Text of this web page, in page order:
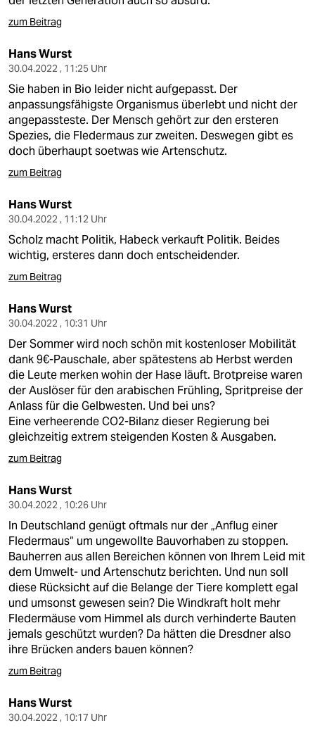
zum Beitrag
Hans Wurst
30.04.2022 , 11:25 Uhr
Sie haben in Bio leider nicht aufgepasst. Der
anpassungsfähigste Organismus überlebt und nicht der
angepassteste. Der Mensch gehört zur den ersteren
Spezies, die Fledermaus zur zweiten. Deswegen gibt es
doch überhaupt soetwas wie Artenschutz.
zum Beitrag
Hans Wurst
30.04.2022 , 11:12 Uhr
Scholz macht Politik, Habeck verkauft Politik. Beides
wichtig, ersteres dann doch entscheidender.
zum Beitrag
Hans Wurst
30.04.2022 , 10:31 Uhr
Der Sommer wird noch schön mit kostenloser Mobilität
dank 9€-Pauschale, aber spätestens ab Herbst werden
die Leute merken wohin der Hase läuft. Brotpreise waren
der Auslöser für den arabischen Frühling, Spritpreise der
Anlass für die Gelbwesten. Und bei uns?
Eine verheerende CO2-Bilanz dieser Regierung bei
gleichzeitig extrem steigenden Kosten & Ausgaben.
zum Beitrag
Hans Wurst
30.04.2022 , 10:26 Uhr
In Deutschland genügt oftmals nur der „Anflug einer
Fledermaus“ um ungewollte Bauvorhaben zu stoppen.
Bauherren aus allen Bereichen können von Ihrem Leid mit
dem Umwelt- und Artenschutz berichten. Und nun soll
diese Rücksicht auf die Belange der Tiere komplett egal
und umsonst gewesen sein? Die Windkraft holt mehr
Fledermäuse vom Himmel als durch verhinderte Bauten
jemals geschützt wurden? Da hätten die Dresdner also
ihre Brücken anders bauen können?
zum Beitrag
Hans Wurst
30.04.2022 , 10:17 Uhr